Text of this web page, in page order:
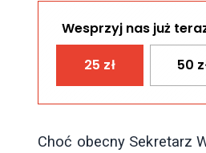
Wesprzyj nas już
25 zł 50
Choć obecny Sekretarz